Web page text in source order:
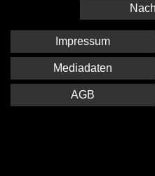
Impressum
Mediadaten
AGB